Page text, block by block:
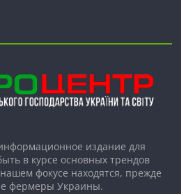
издание для
в курсе основных трендов
нашем фокусе находятся, прежде
фермеры Украины.